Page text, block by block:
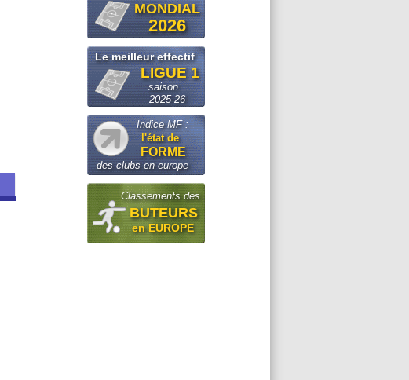
MONDIAL
2026
Le meilleur effectif
LIGUE 1
saison
2025-26
Indice MF :
l'état de
FORME
des clubs en europe
Classements des
BUTEURS
en EUROPE